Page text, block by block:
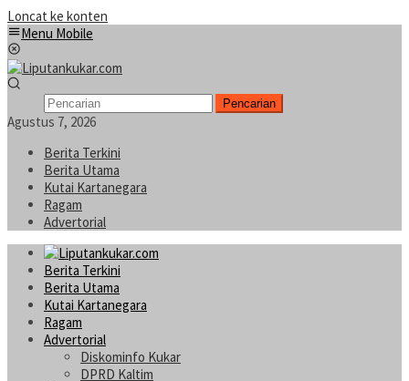
Loncat ke konten
Menu Mobile
Pencarian
Agustus 7, 2026
Berita Terkini
Berita Utama
Kutai Kartanegara
Ragam
Advertorial
Berita Terkini
Berita Utama
Kutai Kartanegara
Ragam
Advertorial
Diskominfo Kukar
DPRD Kaltim